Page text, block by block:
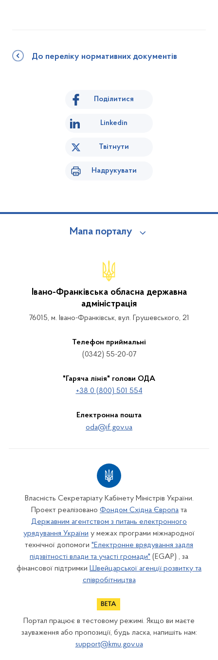
До переліку нормативних документів
Поділитися
Linkedin
Твітнути
Надрукувати
Мапа порталу
Івано-Франківська обласна державна
адміністрація
76015, м. Івано-Франківськ, вул. Грушевського, 21
Телефон приймальні
(0342) 55-20-07
"Гаряча лінія" голови ОДА
+38 0 (800) 501 554
Електронна пошта
oda@if.gov.ua
Власність Секретаріату Кабінету Міністрів України.
Проект реалізовано Фондом Східна Європа та
Державним агентством з питань електронного
урядування України у межах програми міжнародної
технічної допомоги "Електронне врядування задля
підзвітності влади та участі громади" (EGAP) , за
фінансової підтримки Швейцарської агенції розвитку та
співробітництва
Портал працює в тестовому режимі. Якщо ви маєте
зауваження або пропозиції, будь ласка, напишіть нам:
support@kmu.gov.ua